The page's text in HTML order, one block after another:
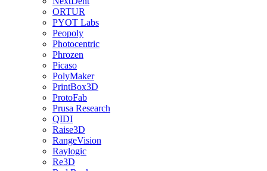
ORTUR
PYOT Labs
Peopoly
Photocentric
Phrozen
Picaso
PolyMaker
PrintBox3D
ProtoFab
Prusa Research
QIDI
Raise3D
RangeVision
Raylogic
Re3D